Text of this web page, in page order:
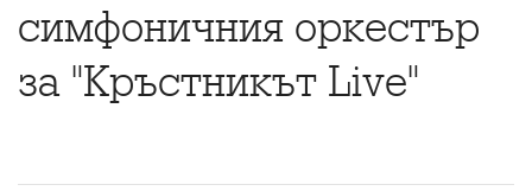
симфоничния оркестър
за "Кръстникът Live"